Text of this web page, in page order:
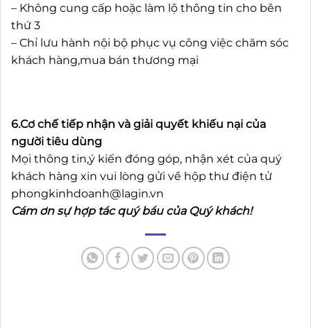
– Không cung cấp hoặc làm lộ thông tin cho bên
thứ 3
– Chỉ lưu hành nội bộ phục vụ công việc chăm sóc
khách hàng,mua bán thương mại
6.Cơ chế tiếp nhận và giải quyết khiếu nại của
người tiêu dùng
Mọi thông tin,ý kiến đóng góp, nhận xét của quý
khách hàng xin vui lòng gửi về hộp thư điện tử
phongkinhdoanh@lagin.vn
Cám ơn sự hợp tác quý báu của Quý khách!